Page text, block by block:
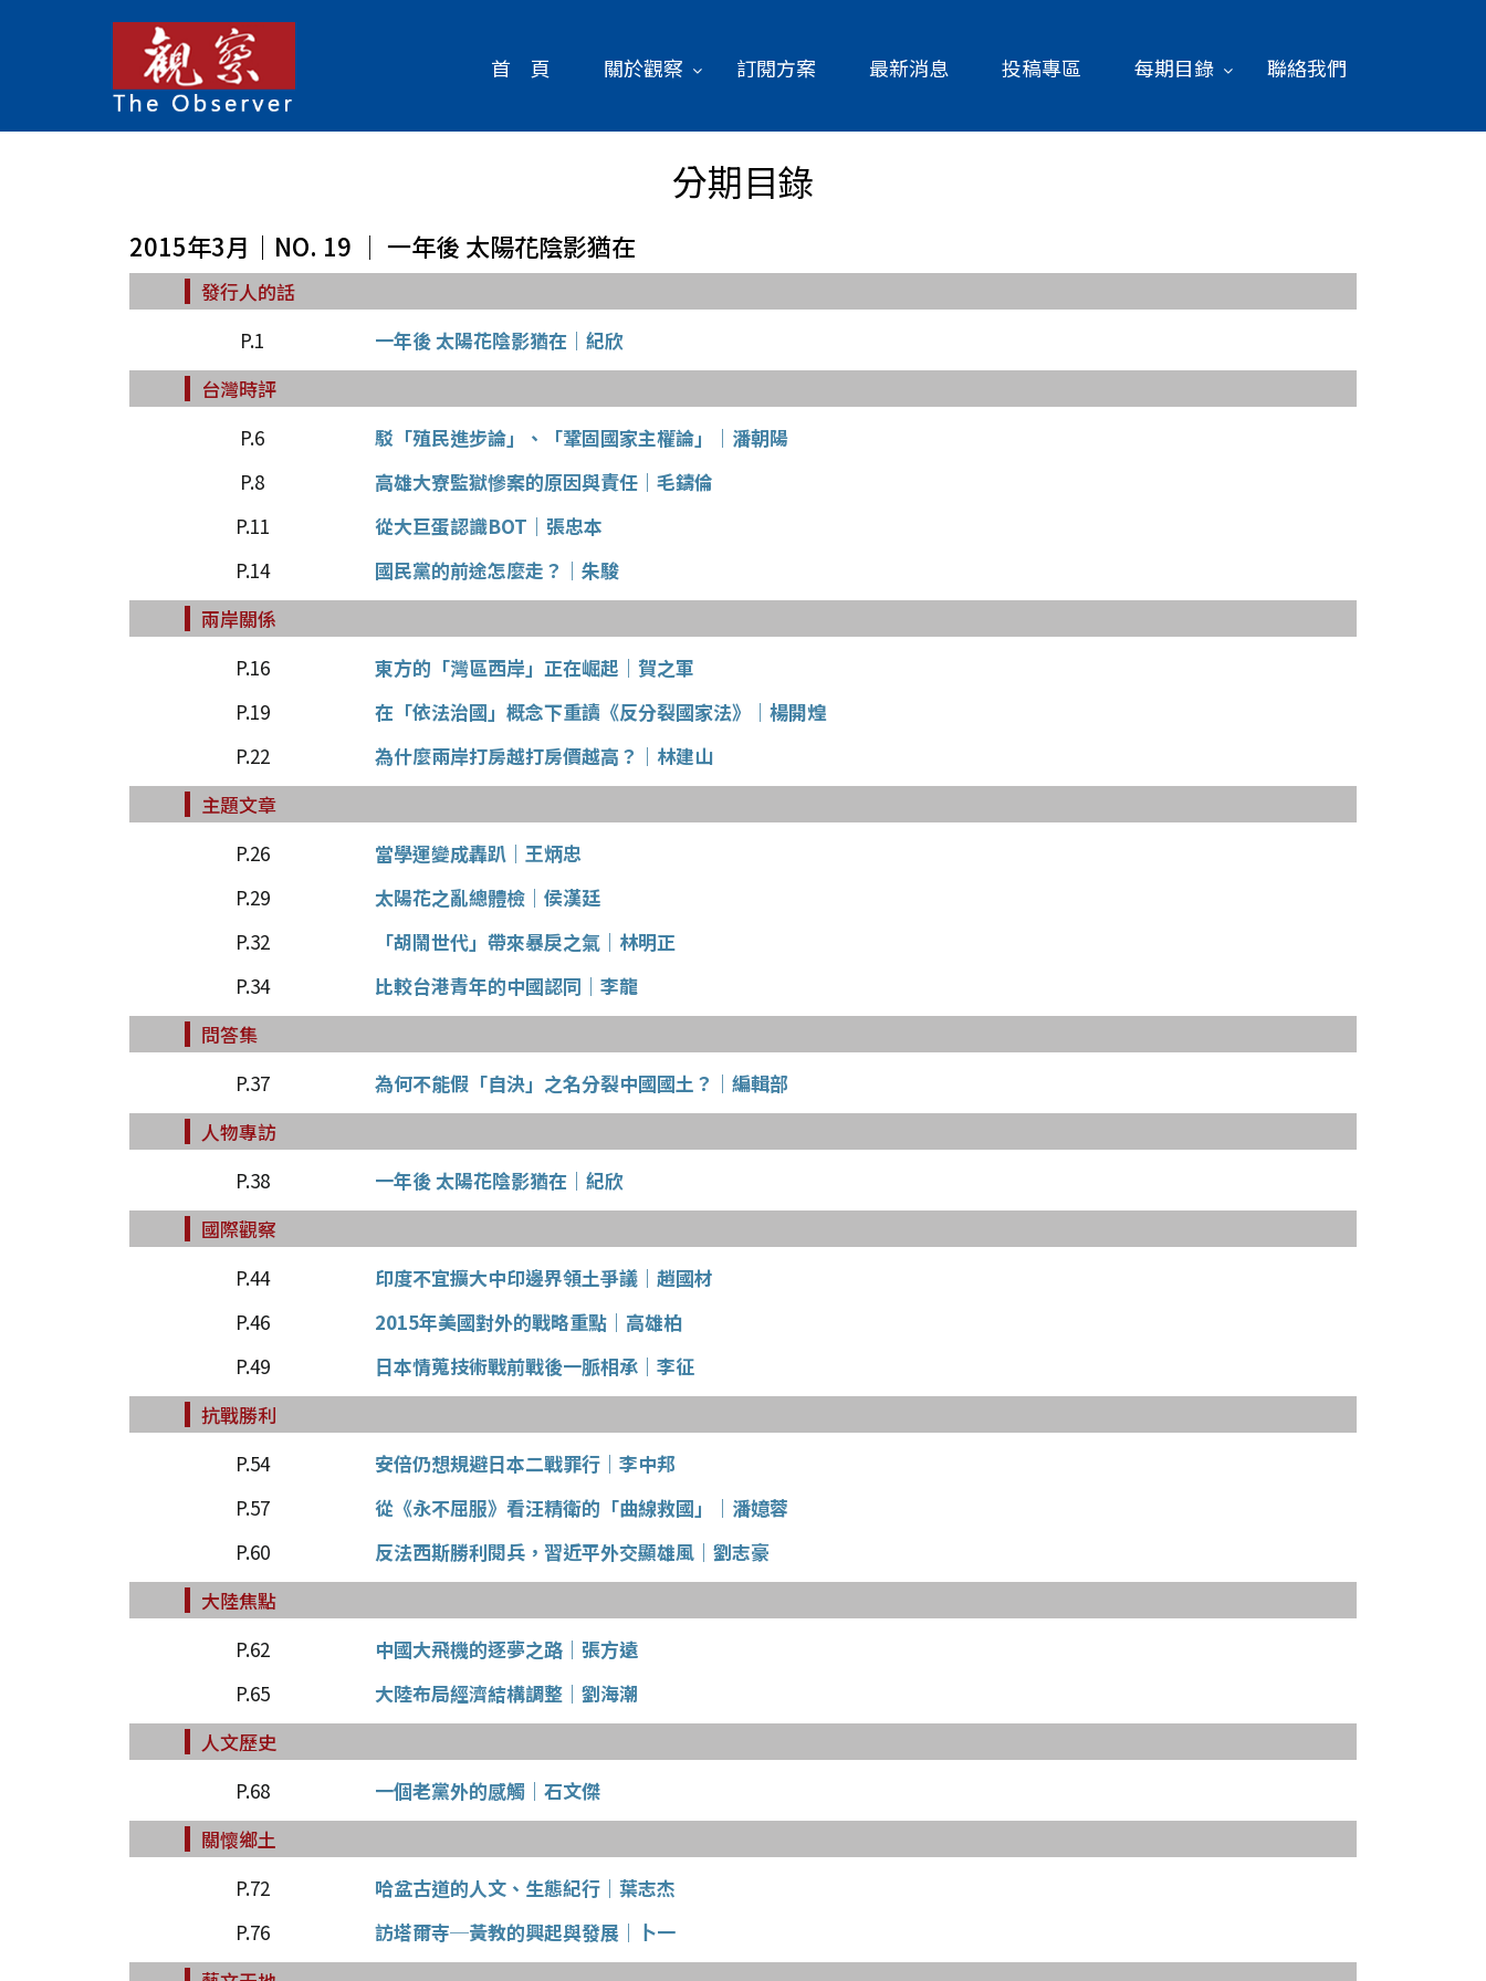
首 頁 關於觀察 訂閱方案 最新消息 投稿專區 每期目錄 聯絡我們
分期目錄
2015年3月｜NO. 19 │ 一年後 太陽花陰影猶在
發行人的話
P.1
一年後 太陽花陰影猶在｜紀欣
台灣時評
P.6
駁「殖民進步論」、「鞏固國家主權論」｜潘朝陽
P.8
高雄大寮監獄慘案的原因與責任｜毛鑄倫
P.11
從大巨蛋認識BOT｜張忠本
P.14
國民黨的前途怎麼走？｜朱駿
兩岸關係
P.16
東方的「灣區西岸」正在崛起｜賀之軍
P.19
在「依法治國」概念下重讀《反分裂國家法》｜楊開煌
P.22
為什麼兩岸打房越打房價越高？｜林建山
主題文章
P.26
當學運變成轟趴｜王炳忠
P.29
太陽花之亂總體檢｜侯漢廷
P.32
「胡鬧世代」帶來暴戾之氣｜林明正
P.34
比較台港青年的中國認同｜李龍
問答集
P.37
為何不能假「自決」之名分裂中國國土？｜編輯部
人物專訪
P.38
一年後 太陽花陰影猶在｜紀欣
國際觀察
P.44
印度不宜擴大中印邊界領土爭議｜趙國材
P.46
2015年美國對外的戰略重點｜高雄柏
P.49
日本情蒐技術戰前戰後一脈相承｜李征
抗戰勝利
P.54
安倍仍想規避日本二戰罪行｜李中邦
P.57
從《永不屈服》看汪精衛的「曲線救國」｜潘嬑蓉
P.60
反法西斯勝利閱兵，習近平外交顯雄風｜劉志豪
大陸焦點
P.62
中國大飛機的逐夢之路｜張方遠
P.65
大陸布局經濟結構調整｜劉海潮
人文歷史
P.68
一個老黨外的感觸｜石文傑
關懷鄉土
P.72
哈盆古道的人文、生態紀行｜葉志杰
P.76
訪塔爾寺─黃教的興起與發展｜卜一